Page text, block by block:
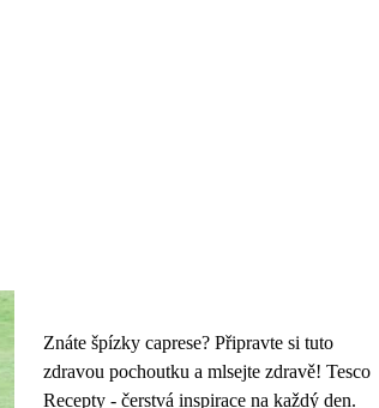
Znáte špízky caprese? Připravte si tuto
zdravou pochoutku a mlsejte zdravě! Tesco
Recepty - čerstvá inspirace na každý den.